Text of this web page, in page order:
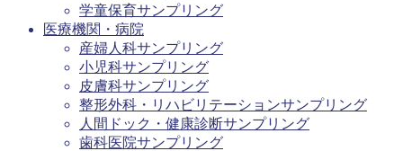
学童保育サンプリング
医療機関・病院
産婦人科サンプリング
小児科サンプリング
皮膚科サンプリング
整形外科・リハビリテーションサンプリング
人間ドック・健康診断サンプリング
歯科医院サンプリング